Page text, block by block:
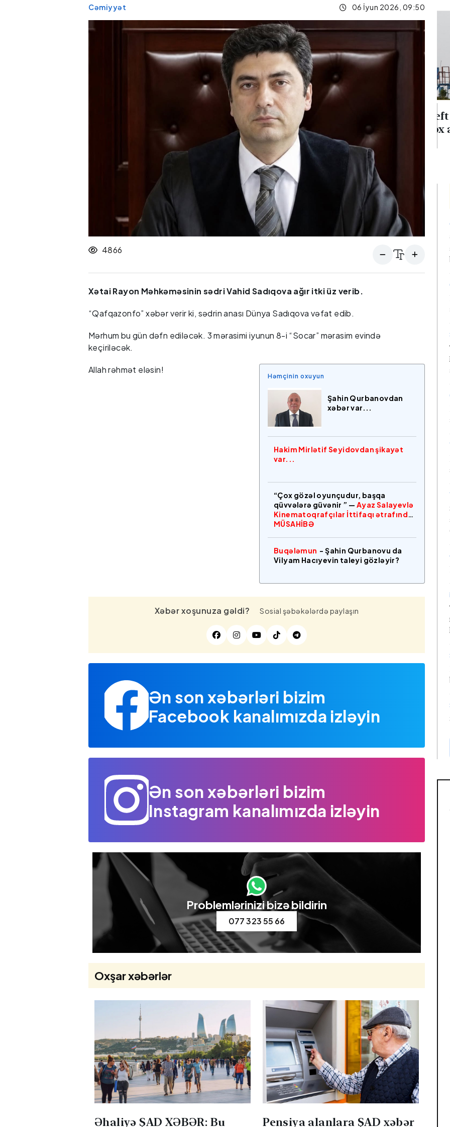
Cəmiyyət 06 İyun 2026, 09:50
4866
Xətai Rayon Məhkəməsinin sədri Vahid Sadıqova ağır itki üz verib.
“Qafqazonfo” xəbər verir ki, sədrin anası Dünya Sadıqova vəfat edib.
Mərhum bu gün dəfn ediləcək. 3 mərasimi iyunun 8-i “Socar” mərasim evində
keçiriləcək.
Həmçinin oxuyun
Şahin Qurbanovdan
xəbər var...
Hakim Mirlətif Seyidovdan şikayət
var...
“Çox gözəl oyunçudur, başqa
qüvvələrə güvənir ” — Ayaz Salayevlə
Kinematoqrafçılar İttifaqı ətrafında
MÜSAHİBƏ
Buqələmun - Şahin Qurbanovu da
Vilyam Hacıyevin taleyi gözləyir?
Allah rəhmət eləsin!
Xəbər xoşunuza gəldi? Sosial şəbəkələrdə paylaşın
Ən son xəbərləri bizim
Facebook kanalımızda izləyin
Ən son xəbərləri bizim
Instagram kanalımızda izləyin
Problemlərinizi bizə bildirin
077 323 55 66
Oxşar xəbərlər
Əhaliyə ŞAD XƏBƏR: Bu
Pensiya alanlara ŞAD xəbər
Ağdərədə mina
hadisəsi baş verib
Neft qiymətləri 5 %-dən
çox aşağı düşüb